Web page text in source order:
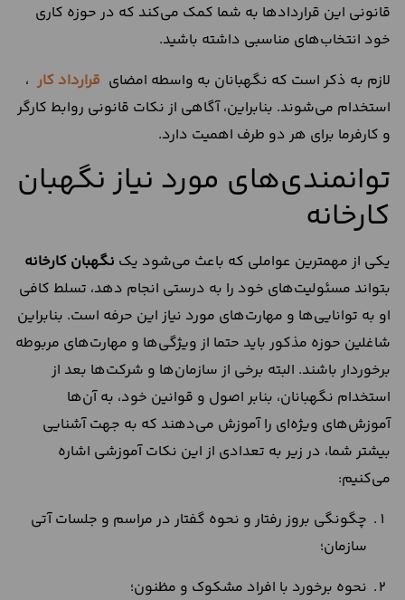
قانونی این قراردادها به شما کمک می‌کند که در حوزه کاری
خود انتخاب‌های مناسبی داشته باشید.
لازم به ذکر است که نگهبانان به واسطه امضای قرارداد کار ،
استخدام می‌شوند. بنابراین، آگاهی از نکات قانونی روابط کارگر
و کارفرما برای هر دو طرف اهمیت دارد.
توانمندی‌های مورد نیاز نگهبان
کارخانه
یکی از مهمترین عواملی که باعث می‌شود یک نگهبان کارخانه
بتواند مسئولیت‌های خود را به درستی انجام دهد، تسلط کافی
او به توانایی‌ها و مهارت‌های مورد نیاز این حرفه است. بنابراین
شاغلین حوزه مذکور باید حتما از ویژگی‌ها و مهارت‌های مربوطه
برخوردار باشند. البته برخی از سازمان‌ها و شرکت‌ها بعد از
استخدام نگهبانان، بنابر اصول و قوانین خود، به آن‌ها
آموزش‌های ویژه‌ای را آموزش می‌دهند که به جهت آشنایی
بیشتر شما، در زیر به تعدادی از این نکات آموزشی اشاره
می‌کنیم:
چگونگی بروز رفتار و نحوه گفتار در مراسم‌ و جلسات آتی
سازمان؛
نحوه برخورد با افراد مشکوک و مظنون؛